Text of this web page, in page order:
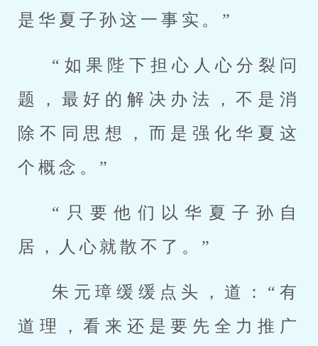
是华夏子孙这一事实。”
“如果陛下担心人心分裂问
题，最好的解决办法，不是消
除不同思想，而是强化华夏这
个概念。”
“只要他们以华夏子孙自
居，人心就散不了。”
朱元璋缓缓点头，道：“有
道理，看来还是要先全力推广